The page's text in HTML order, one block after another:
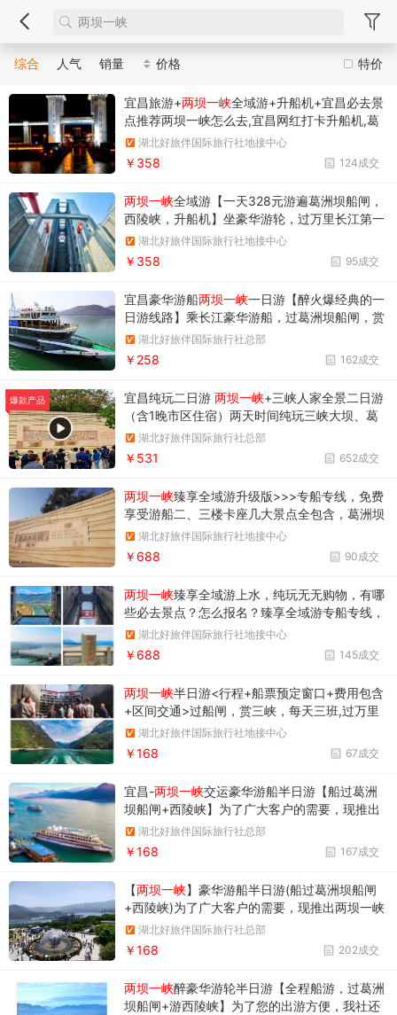
特价
综合 人气 销量 价格
宜昌旅游+两坝一峡全域游+升船机+宜昌必去景
点推荐两坝一峡怎么去,宜昌网红打卡升船机,葛
洲坝/西陵峡
湖北好旅伴国际旅行社地接中心
124成交
￥358
两坝一峡全域游【一天328元游遍葛洲坝船闸，
西陵峡，升船机】坐豪华游轮，过万里长江第一
坝——葛洲坝船闸，游超美西陵峡，沉浸式体验
垂直升降113米，体验高峡出平湖，当惊世界殊
的壮丽画卷
湖北好旅伴国际旅行社地接中心
95成交
￥358
宜昌豪华游船两坝一峡一日游【醉火爆经典的一
日游线路】乘长江豪华游船，过葛洲坝船闸，赏
西陵峡风光，览三峡大坝
湖北好旅伴国际旅行社总部
162成交
￥258
爆款产品 宜昌纯玩二日游 两坝一峡+三峡人家全景二日游
（含1晚市区住宿）两天时间纯玩三峡大坝、葛
洲坝、西陵峡、三峡人家
湖北好旅伴国际旅行社总部
652成交
￥531
两坝一峡臻享全域游升级版>>>专船专线，免费
享受游船二、三楼卡座几大景点全包含，葛洲坝
+西陵峡+升船机+三峡大坝
湖北好旅伴国际旅行社地接中心
90成交
￥688
两坝一峡臻享全域游上水，纯玩无无购物，有哪
些必去景点？怎么报名？臻享全域游专船专线，
一天上水一天下水，虽然价格有一丢丢贵，但是
礼遇优。
湖北好旅伴国际旅行社地接中心
145成交
￥688
两坝一峡半日游<行程+船票预定窗口+费用包含
+区间交通>过船闸，赏三峡，每天三班,过万里
长江第一坝,见证葛洲坝三号船闸关闸门的精彩一
刻。船游绝美峡谷，感受欧阳修笔下的“西陵山
水天下佳”。
湖北好旅伴国际旅行社地接中心
67成交
￥168
宜昌-两坝一峡交运豪华游船半日游【船过葛洲
坝船闸+西陵峡】为了广大客户的需要，现推出
两坝一峡豪华游船半日游线路； 仅半天时间，全
程豪华游轮体验，让您享受无与伦比的舒适体
验！ 1、奢华游轮：长江醉豪华短途观光游轮长
湖北好旅伴国际旅行社总部
167成交
￥168
【两坝一峡】豪华游船半日游(船过葛洲坝船闸
+西陵峡)为了广大客户的需要，现推出两坝一峡
豪华游船半日游线路； 仅半天时间，全程豪华游
轮体验，让您享受无与伦比的舒适体验！ 1、奢
华游轮：长江醉豪华短途观光游轮—长江三峡6
湖北好旅伴国际旅行社总部
202成交
￥168
两坝一峡醉豪华游轮半日游【全程船游，过葛洲
坝船闸+游西陵峡】为了您的出游方便，我社还